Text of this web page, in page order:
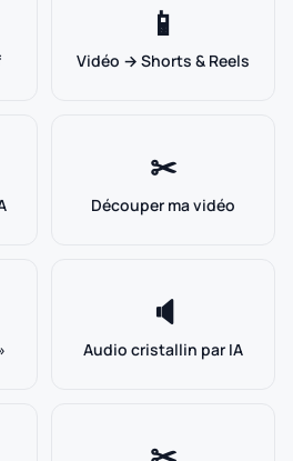
📱
Vidéo → Shorts & Reels
✂
Découper ma vidéo
🔈
Audio cristallin par IA